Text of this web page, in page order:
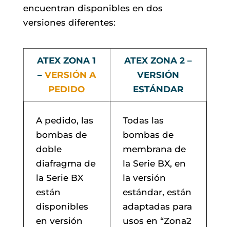
encuentran disponibles en dos
versiones diferentes:
ATEX ZONA 1
– VERSIÓN A
PEDIDO
ATEX ZONA 2 –
VERSIÓN
ESTÁNDAR
A pedido, las
bombas de
doble
diafragma de
la Serie BX
están
disponibles
en versión
Todas las
bombas de
membrana de
la Serie BX, en
la versión
estándar, están
adaptadas para
usos en “Zona2